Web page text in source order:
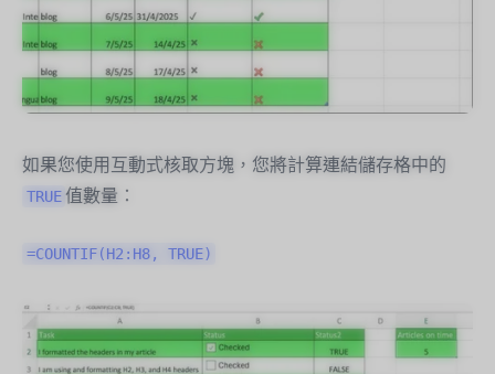
如果您使用互動式核取方塊，您將計算連結儲存格中的
TRUE 值數量：
=COUNTIF(H2:H8, TRUE)